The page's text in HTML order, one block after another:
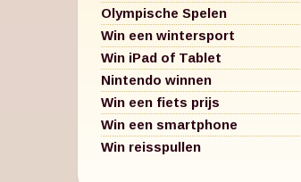
Olympische Spelen
Win een wintersport
Win iPad of Tablet
Nintendo winnen
Win een fiets prijs
Win een smartphone
Win reisspullen